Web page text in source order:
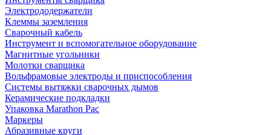
Электрододержатели
Клеммы заземления
Сварочный кабель
Инструмент и вспомогательное оборудование
Магнитные угольники
Молотки сварщика
Вольфрамовые электроды и приспособления
Системы вытяжки сварочных дымов
Керамические подкладки
Упаковка Marathon Pac
Маркеры
Абразивные круги